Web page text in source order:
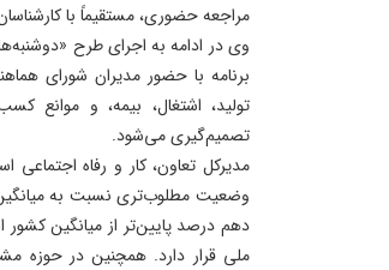
مراجعه حضوری، مستقیماً با
وی در ادامه به اجرای طرح
برنامه با حضور مدیران شورای
تولید، اشتغال، بیمه، و موانع
تصمیم‌گیری می‌شود.
مدیرکل تعاون، کار و رفاه اجتماعی